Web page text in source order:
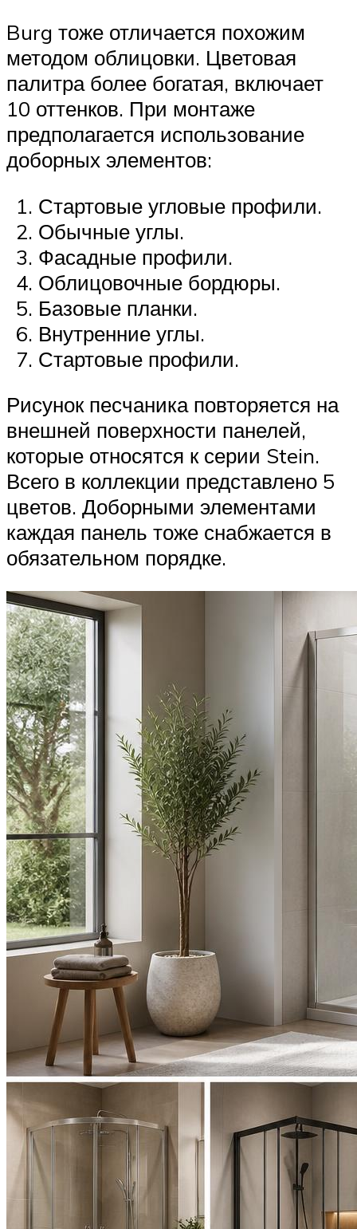
Burg тоже отличается похожим
методом облицовки. Цветовая
палитра более богатая, включает
10 оттенков. При монтаже
предполагается использование
доборных элементов:
Стартовые угловые профили.
Обычные углы.
Фасадные профили.
Облицовочные бордюры.
Базовые планки.
Внутренние углы.
Стартовые профили.
Рисунок песчаника повторяется на
внешней поверхности панелей,
которые относятся к серии Stein.
Всего в коллекции представлено 5
цветов. Доборными элементами
каждая панель тоже снабжается в
обязательном порядке.